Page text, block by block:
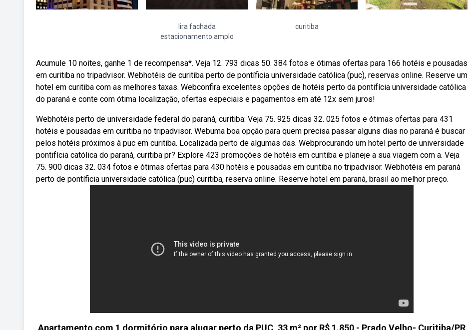
lira fachada
estacionamento amplo
curitiba
Acumule 10 noites, ganhe 1 de recompensa*. Veja 12. 793 dicas 50. 384 fotos e ótimas ofertas para 166 hotéis e pousadas
em curitiba no tripadvisor. Webhotéis de curitiba perto de pontíficia universidade católica (puc), reservas online. Reserve um
hotel em curitiba com as melhores taxas. Webconfira excelentes opções de hotéis perto da pontifícia universidade católica
do paraná e conte com ótima localização, ofertas especiais e pagamentos em até 12x sem juros!
Webhotéis perto de universidade federal do paraná, curitiba: Veja 75. 925 dicas 32. 025 fotos e ótimas ofertas para 431
hotéis e pousadas em curitiba no tripadvisor. Webuma boa opção para quem precisa passar alguns dias no paraná é buscar
pelos hotéis próximos à puc em curitiba. Localizada perto de algumas das. Webprocurando um hotel perto de universidade
pontifícia católica do paraná, curitiba pr? Explore 423 promoções de hotéis em curitiba e planeje a sua viagem com a. Veja
75. 900 dicas 32. 034 fotos e ótimas ofertas para 430 hotéis e pousadas em curitiba no tripadvisor. Webhotéis em paraná
perto de pontíficia universidade católica (puc) curitiba, reserva online. Reserve hotel em paraná, brasil ao melhor preço.
Apartamento com 1 dormitório para alugar perto da PUC, 33 m² por R$ 1.850 - Prado Velho- Curitiba/PR